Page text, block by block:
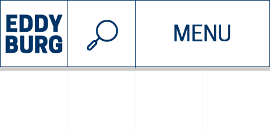
MENU
INIZIATIVE CHI SIAMO
© 2026 EDDYBURG